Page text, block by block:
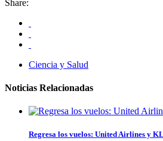
Share:
Ciencia y Salud
Noticias Relacionadas
Regresa los vuelos: United Airlines y